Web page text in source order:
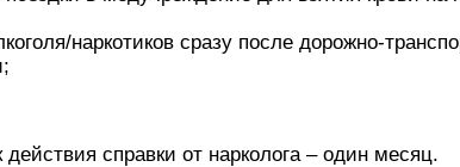
наркотиков сразу после дорожно-
справки от нарколога – один месяц.